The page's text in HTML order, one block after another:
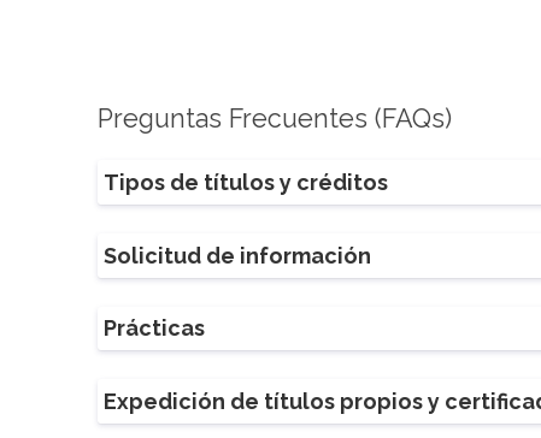
Preguntas Frecuentes (FAQs)
Tipos de títulos y créditos
Solicitud de información
Prácticas
Expedición de títulos propios y